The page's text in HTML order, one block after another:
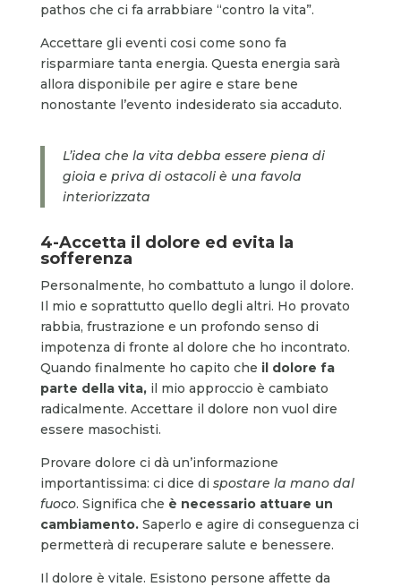
pathos che ci fa arrabbiare “contro la vita”.
Accettare gli eventi cosi come sono fa
risparmiare tanta energia. Questa energia sarà
allora disponibile per agire e stare bene
nonostante l’evento indesiderato sia accaduto.
L’idea che la vita debba essere piena di
gioia e priva di ostacoli è una favola
interiorizzata
4-Accetta il dolore ed evita la
sofferenza
Personalmente, ho combattuto a lungo il dolore.
Il mio e soprattutto quello degli altri. Ho provato
rabbia, frustrazione e un profondo senso di
impotenza di fronte al dolore che ho incontrato.
Quando finalmente ho capito che il dolore fa
parte della vita, il mio approccio è cambiato
radicalmente. Accettare il dolore non vuol dire
essere masochisti.
Provare dolore ci dà un’informazione
importantissima: ci dice di spostare la mano dal
fuoco. Significa che è necessario attuare un
cambiamento. Saperlo e agire di conseguenza ci
permetterà di recuperare salute e benessere.
Il dolore è vitale. Esistono persone affette da